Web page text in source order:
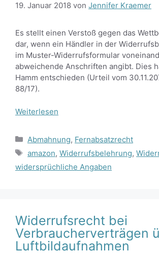
19. Januar 2018 von Jennifer Kraemer
Es stellt einen Verstoß gegen das
dar, wenn ein Händler in der
im Muster-Widerrufsformular
abweichende Anschriften angibt. Dies
Hamm entschieden (Urteil vom
88/17).
Weiterlesen
Kategorien
Abmahnung, Fernabsatzrecht
Schlagwörter
amazon, Widerrufsbelehrung,
widersprüchliche Angaben
Widerrufsrecht bei
Verbraucherverträgen
Luftbildaufnahmen